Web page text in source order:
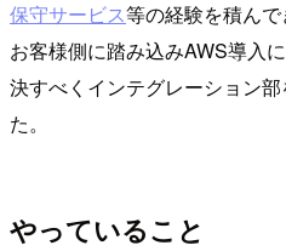
保守サービス等の経験を積ん
お客様側に踏み込みAWS導入
決すべくインテグレーション
た。
やっていること